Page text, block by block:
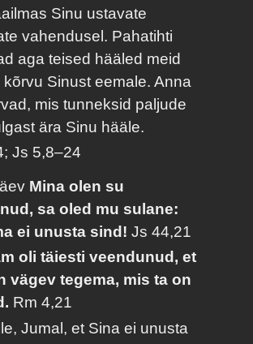
Sinu ustavate
vahendusel. Pahatihti
aga teised hääled meid
Sinust eemale. Anna
mis tunneksid paljude
ära Sinu hääle.
Js 5,8–24
Mina olen su
sa oled mu sulane:
ei unusta sind!Js 44,21
oli täiesti veendunud, et
vägev tegema, mis ta on
Rm 4,21
Jumal, et Sina ei unusta